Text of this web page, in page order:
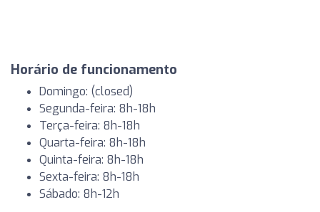
Horário de funcionamento
Domingo: (closed)
Segunda-feira: 8h-18h
Terça-feira: 8h-18h
Quarta-feira: 8h-18h
Quinta-feira: 8h-18h
Sexta-feira: 8h-18h
Sábado: 8h-12h